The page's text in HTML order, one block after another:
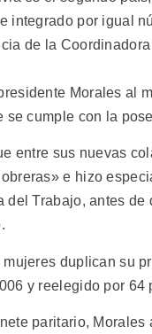
integrado por igual
de la
Morales al
se cumple con la
entre sus nuevas
e hizo
del Trabajo, antes
duplican su
y reelegido por
paritario,